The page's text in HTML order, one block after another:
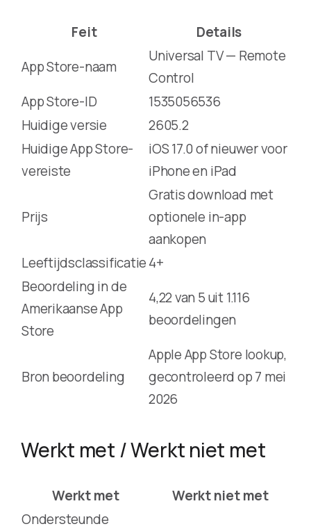
Feit
Details
App Store-naam
Universal TV — Remote
Control
App Store-ID
1535056536
Huidige versie
2605.2
Huidige App Store-
vereiste
iOS 17.0 of nieuwer voor
iPhone en iPad
Prijs
Gratis download met
optionele in-app
aankopen
Leeftijdsclassificatie4+
Beoordeling in de
Amerikaanse App
Store
4,22 van 5 uit 1.116
beoordelingen
Bron beoordeling
Apple App Store lookup,
gecontroleerd op 7 mei
2026
Werkt met / Werkt niet met
Werkt met
Werkt niet met
Ondersteunde